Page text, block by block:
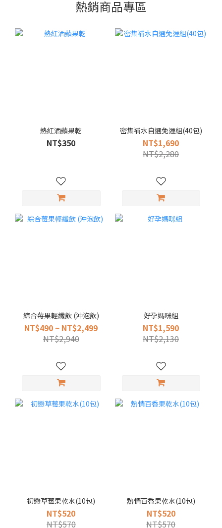
熱銷商品專區
熱紅酒蘋果乾
NT$350
密集補水自選免運組(40包)
NT$1,690
NT$2,280
綜合莓果輕纖飲 (沖泡飲)
NT$490 ~ NT$2,499
NT$2,940
好孕媽咪組
NT$1,590
NT$2,130
初戀草莓果乾水(10包)
NT$520
NT$570
熱情百香果乾水(10包)
NT$520
NT$570